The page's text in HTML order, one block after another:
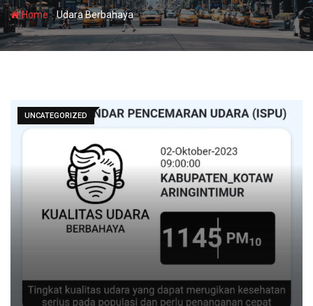
Home-Udara Berbahaya
UNCATEGORIZED